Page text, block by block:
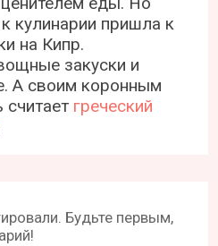
кулинарии пришла к
на Кипр.
закуски и
А своим коронным
греческий
Будьте первым,